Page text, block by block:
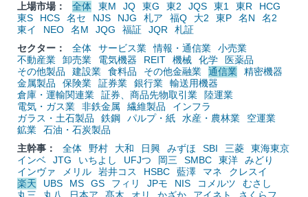
上場市場：
全体 東M JQ 東G 東2 JQS 東1 東R
HCG
東S
HCS 名セ NJS NJG 札ア 福Q 大2 東P 名N
名2
東イ
NEO 名M JQG 福証 JQR
札証
セクター：
全体 サービス業 情報・通信業
小売業
不動産業
卸売業 電気機器 REIT 機械 化学
医薬品
その他製品
建設業 食料品 その他金融業 通信業
精密機器
金属製品
保険業 証券業 銀行業
輸送用機器
倉庫・運輸関連業
証券、商品先物取引業
陸運業
電気・ガス業
非鉄金属 繊維製品
インフラ
ガラス・土石製品
鉄鋼 パルプ・紙 水産・農林業
空運業
鉱業
石油・石炭製品
主幹事：
全体 野村 大和 日興 みずほ SBI 三菱
東海東京
インベ
JTG いちよし UFJつ 岡三 SMBC 東洋
みどり
インヴァ
メリル 岩井コス HSBC 藍澤 マネ
クレスイ
楽天
UBS MS GS フィリ JPモ NIS コメルツ
むさし